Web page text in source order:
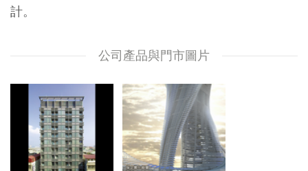
計。
公司產品與門市圖片